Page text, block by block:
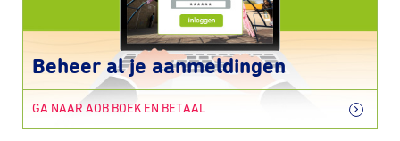
Beheer al je aanmeldingen
GA NAAR AOB BOEK EN BETAAL